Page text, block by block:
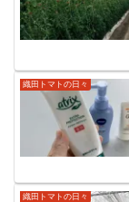
織田トマトの日々
織田トマトの日々